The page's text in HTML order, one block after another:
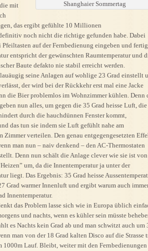
Shanghaier Sommertag
mit
das ergibt gefühlte 10 Millionen
noch nicht die richtige gefunden habe. Dabei
auf der Fernbedienung eingeben und
entspricht der gewünschten Raumtemperatur und
Baute defakto nie stabil erreicht werden.
seine Anlagen auf wohlige 23 Grad einstellt
der wird bei der Rückkehr erst mal eine Jacke
die Bier problemlos im Wohnzimmer kühlen. Denn
nun alles, um gegen die 35 Grad heisse Luft,
durch die hauchdünnen Fenster kommt,
das tun sie indem sie Luft gefühlt nahe am
Zimmer verteilen. Den genau entgegengesetzten
man nun – naiv denkend – den AC-Thermostaten
Denn nun schält die Anlage clever wie sie ist von
um, da die Innentemperatur ja unter der
liegt. Das Ergebnis: 35 Grad heisse
Grad warmer Innenluft und ergibt warum auch
Innentemperatur.
das Problem lasse sich wie in Europa üblich
und nachts, wenn es kühler sein müsste
es Nachts kein Grad ab und man schwitzt auch um
man von der 18 Grad kalten Disco auf die Strasse
1000m Lauf. Bleibt, weiter mit den Fernbedienungen